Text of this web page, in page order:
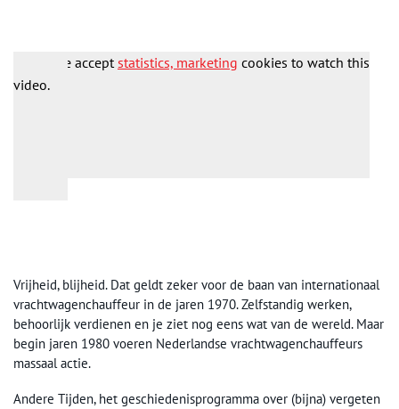
Please acceptstatistics, marketing cookies to watch this
video.
Vrijheid, blijheid. Dat geldt zeker voor de baan van internationaal
vrachtwagenchauffeur in de jaren 1970. Zelfstandig werken,
behoorlijk verdienen en je ziet nog eens wat van de wereld. Maar
begin jaren 1980 voeren Nederlandse vrachtwagenchauffeurs
massaal actie.
Andere Tijden, het geschiedenisprogramma over (bijna) vergeten